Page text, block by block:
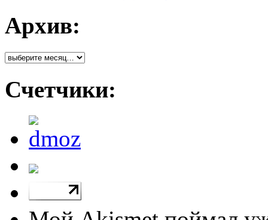
Архив:
Счетчики: